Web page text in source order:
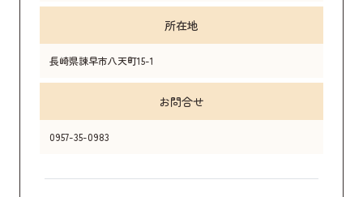
所在地
長崎県諫早市八天町15-1
お問合せ
0957-35-0983